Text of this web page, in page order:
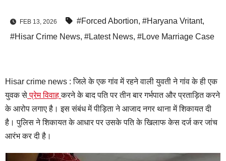
FEB 13, 2026 #Forced Abortion, #Haryana Vritant,
#Hisar Crime News, #Latest News, #Love Marriage Case
Hisar crime news : जिले के एक गांव में रहने वाली युवती ने गांव के ही एक
युवक सेप्रेम विवाहकरने के बाद पति पर तीन बार गर्भपात और प्रताड़ित करने
के आरोप लगाए है। इस संबंध में पीड़िता ने आजाद नगर थाना में शिकायत दी
है। पुलिस ने शिकायत के आधार पर उसके पति के खिलाफ केस दर्ज कर जांच
आरंभ कर दी है।